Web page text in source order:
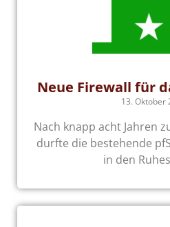
Neue Firewall für
13. Oktober
Nach knapp acht Jahren
durfte die bestehende
in den